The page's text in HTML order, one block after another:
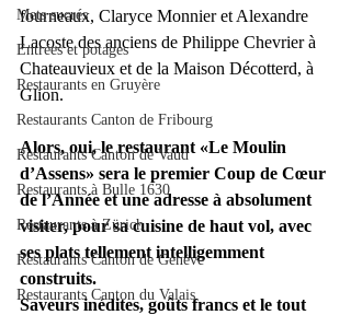
Mets sucrés
Entrées et potages
Restaurants en Gruyère
Restaurants Canton de Fribourg
Restaurants Canton de Vaud
Restaurants à Bulle 1630
Restaurants à Zürich
Restaurants Canton de Genève
Restaurants Canton du Valais
fourneaux, Claryce Monnier et Alexandre
Lacoste des anciens de Philippe Chevrier à
Chateauvieux et de la Maison Décotterd, à
Glion.
Alors, oui, le restaurant «Le Moulin
d’Assens» sera le premier Coup de Cœur
de l’Année et une adresse à absolument
visiter, pour sa cuisine de haut vol, avec
ses plats tellement intelligemment
construits.
Saveurs inédites, goûts francs et le tout